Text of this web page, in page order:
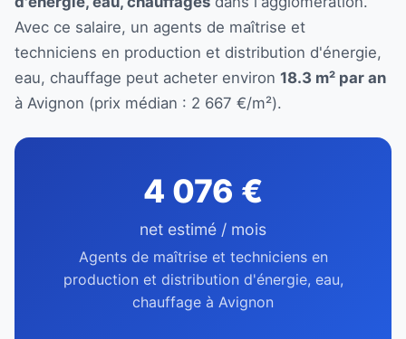
Avec ce salaire, un agents de maîtrise et
techniciens en production et distribution d'énergie,
eau, chauffage peut acheter environ 18.3 m² par an
à Avignon (prix médian : 2 667 €/m²).
4 076 €
net estimé / mois
Agents de maîtrise et techniciens en
production et distribution d'énergie, eau,
chauffage à Avignon